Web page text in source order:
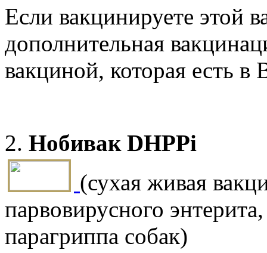
Если вакцинируете этой
дополнительная
вакциной, которая есть в
2. Нобивак DHPPi
(сухая живая
парвовирусного
парагриппа собак)